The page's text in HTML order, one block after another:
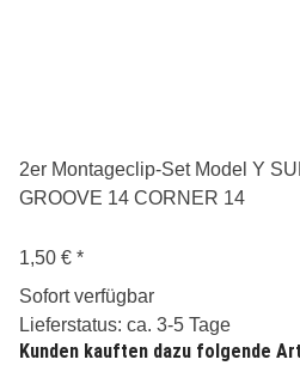
2er Montageclip-Set Model Y
GROOVE 14 CORNER 14
1,50 € *
Sofort verfügbar
Lieferstatus: ca. 3-5 Tage
Kunden kauften dazu folgende